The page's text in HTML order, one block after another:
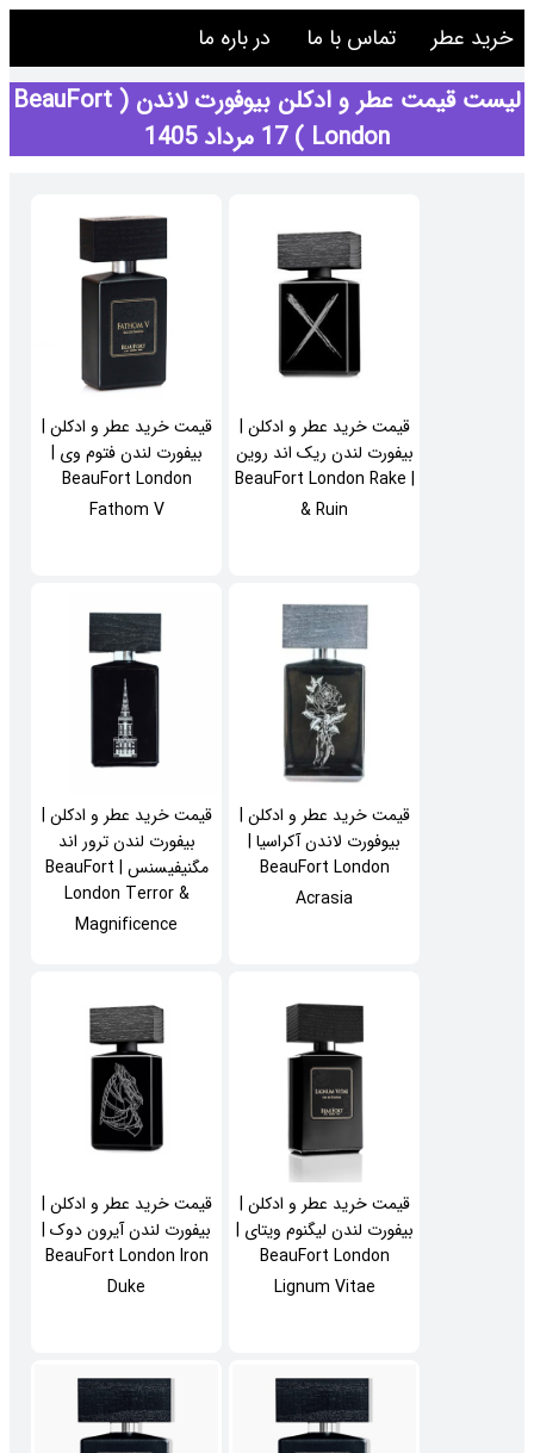
خرید عطر تماس با ما در باره ما
لیست قیمت عطر و ادکلن بیوفورت لاندن ( BeauFort
London ) 17 مرداد 1405
قیمت خرید عطر و ادکلن |
بیفورت لندن فتوم وی |
BeauFort London
Fathom V
قیمت خرید عطر و ادکلن |
بیفورت لندن ریک اند روین
| BeauFort London Rake
& Ruin
قیمت خرید عطر و ادکلن |
بیفورت لندن ترور اند
مگنیفیسنس | BeauFort
London Terror &
Magnificence
قیمت خرید عطر و ادکلن |
بیوفورت لاندن آکراسیا |
BeauFort London
Acrasia
قیمت خرید عطر و ادکلن |
بیفورت لندن آیرون دوک |
BeauFort London Iron
Duke
قیمت خرید عطر و ادکلن |
بیفورت لندن لیگنوم ویتای |
BeauFort London
Lignum Vitae